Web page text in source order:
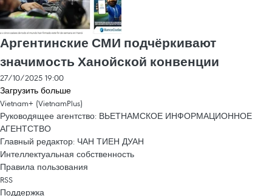
Аргентинские СМИ подчёркивают
значимость Ханойской конвенции
27/10/2025 19:00
Загрузить больше
Vietnam+ (VietnamPlus)
Руководящее агентство: ВЬЕТНАМСКОЕ ИНФОРМАЦИОННОЕ
АГЕНТСТВО
Главный редактор: ЧАН ТИЕН ДУАН
Интеллектуальная собственность
Правила пользования
RSS
Поддержка